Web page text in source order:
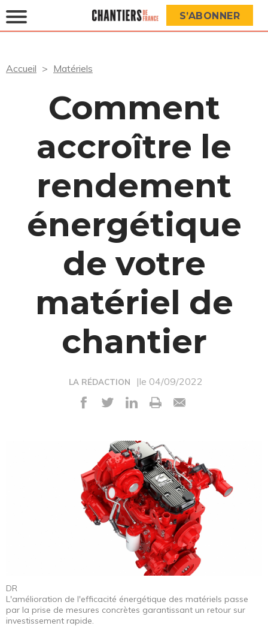
S’ABONNER
Accueil Matériels
Comment
accroître le
rendement
énergétique
de votre
matériel de
chantier
LA RÉDACTION |le 04/09/2022
DR
L'amélioration de l'efficacité énergétique des matériels passe
par la prise de mesures concrètes garantissant un retour sur
investissement rapide.